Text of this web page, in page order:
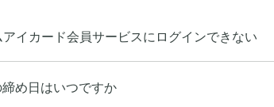
イカード会員サービスにログインできない
め日はいつですか